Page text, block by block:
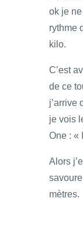
ok je
rythme
kilo.
C’est
de ce
j’arrive
je vois
One : «
Alors
mètres.